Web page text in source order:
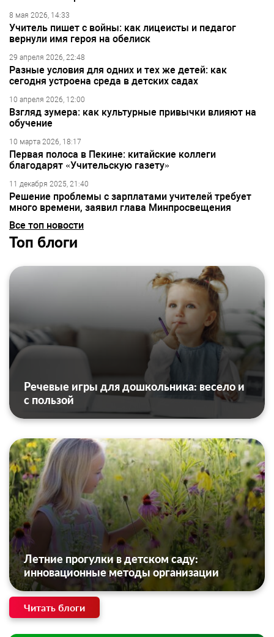
8 мая 2026, 14:33
Учитель пишет с войны: как лицеисты и педагог
вернули имя героя на обелиск
29 апреля 2026, 22:48
Разные условия для одних и тех же детей: как
сегодня устроена среда в детских садах
10 апреля 2026, 12:00
Взгляд зумера: как культурные привычки влияют на
обучение
10 марта 2026, 18:17
Первая полоса в Пекине: китайские коллеги
благодарят «Учительскую газету»
11 декабря 2025, 21:40
Решение проблемы с зарплатами учителей требует
много времени, заявил глава Минпросвещения
Все топ новости
Топ блоги
Речевые игры для дошкольника: весело и
с пользой
Летние прогулки в детском саду:
инновационные методы организации
Читать блоги